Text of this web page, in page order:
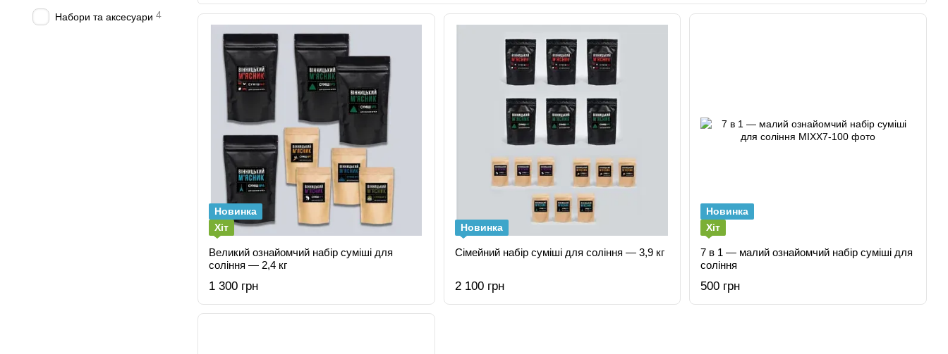
Новинка
Хіт
Великий ознайомчий набір суміші для
соління — 2,4 кг
1 300 грн
Новинка
Сімейний набір суміші для соління — 3,9 кг
2 100 грн
Новинка
Хіт
7 в 1 — малий ознайомчий набір суміші для
соління
500 грн
Набори та аксесуари 4